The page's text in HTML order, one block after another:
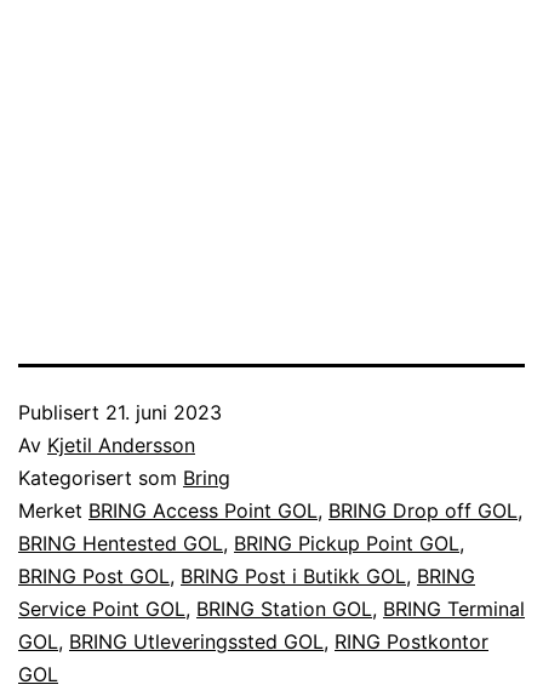
Publisert 21. juni 2023
Av Kjetil Andersson
Kategorisert som Bring
Merket BRING Access Point GOL, BRING Drop off GOL,
BRING Hentested GOL, BRING Pickup Point GOL,
BRING Post GOL, BRING Post i Butikk GOL, BRING
Service Point GOL, BRING Station GOL, BRING Terminal
GOL, BRING Utleveringssted GOL, RING Postkontor
GOL